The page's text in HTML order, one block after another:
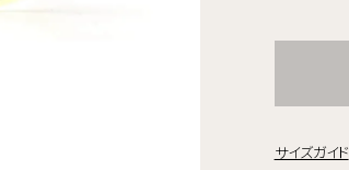
サイズガイド